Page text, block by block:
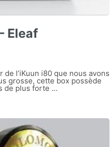
Eleaf
l’iKuun i80 que nous avons
grosse, cette box possède
de plus forte ...